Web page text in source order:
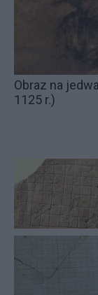
Obraz na
1125 r.)